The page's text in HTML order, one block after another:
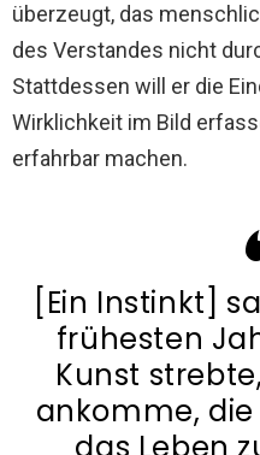
überzeugt, das
des Verstandes nicht
Stattdessen will er die
Wirklichkeit im Bild
erfahrbar machen.
[Ein Instinkt]
frühesten
Kunst
ankomme,